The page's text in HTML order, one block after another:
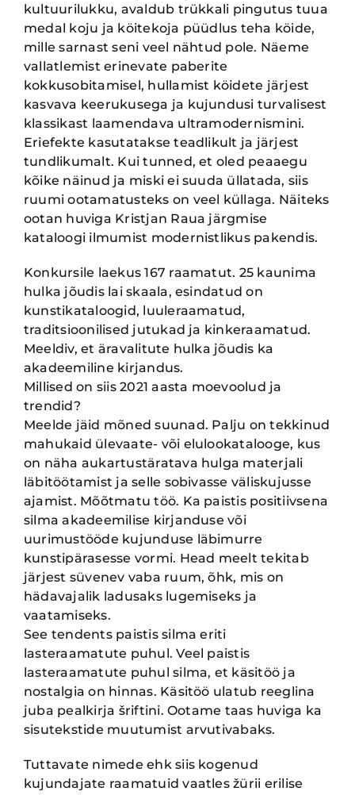
kultuurilukku, avaldub trükkali pingutus tuua
medal koju ja köitekoja püüdlus teha köide,
mille sarnast seni veel nähtud pole. Näeme
vallatlemist erinevate paberite
kokkusobitamisel, hullamist köidete järjest
kasvava keerukusega ja kujundusi turvalisest
klassikast laamendava ultramodernismini.
Eriefekte kasutatakse teadlikult ja järjest
tundlikumalt. Kui tunned, et oled peaaegu
kõike näinud ja miski ei suuda üllatada, siis
ruumi ootamatusteks on veel küllaga. Näiteks
ootan huviga Kristjan Raua järgmise
kataloogi ilmumist modernistlikus pakendis.
Konkursile laekus 167 raamatut. 25 kaunima
hulka jõudis lai skaala, esindatud on
kunstikataloogid, luuleraamatud,
traditsioonilised jutukad ja kinkeraamatud.
Meeldiv, et äravalitute hulka jõudis ka
akadeemiline kirjandus.
Millised on siis 2021 aasta moevoolud ja
trendid?
Meelde jäid mõned suunad. Palju on tekkinud
mahukaid ülevaate- või elulookatalooge, kus
on näha aukartustäratava hulga materjali
läbitöötamist ja selle sobivasse väliskujusse
ajamist. Mõõtmatu töö. Ka paistis positiivsena
silma akadeemilise kirjanduse või
uurimustööde kujunduse läbimurre
kunstipärasesse vormi. Head meelt tekitab
järjest süvenev vaba ruum, õhk, mis on
hädavajalik ladusaks lugemiseks ja
vaatamiseks.
See tendents paistis silma eriti
lasteraamatute puhul. Veel paistis
lasteraamatute puhul silma, et käsitöö ja
nostalgia on hinnas. Käsitöö ulatub reeglina
juba pealkirja šriftini. Ootame taas huviga ka
sisutekstide muutumist arvutivabaks.
Tuttavate nimede ehk siis kogenud
kujundajate raamatuid vaatles žürii erilise